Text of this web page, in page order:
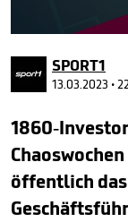
seconds
of
minutes,
seconds
SPORT1
13.03.2023 •
1860-
öffentlich